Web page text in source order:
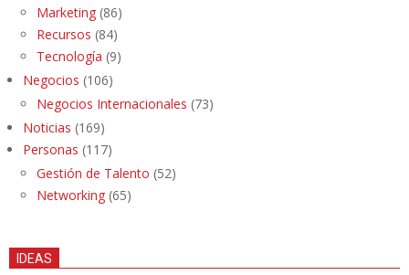
Marketing (86)
Recursos (84)
Tecnología (9)
Negocios (106)
Negocios Internacionales (73)
Noticias (169)
Personas (117)
Gestión de Talento (52)
Networking (65)
IDEAS